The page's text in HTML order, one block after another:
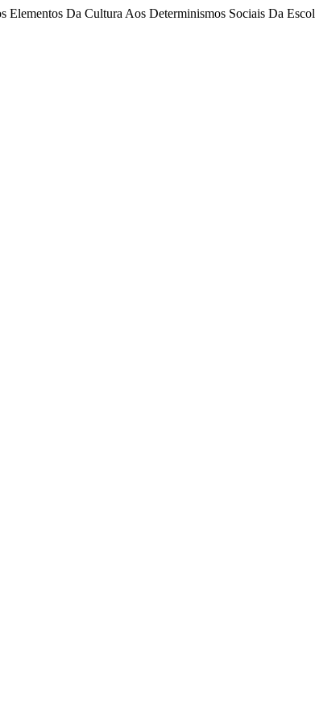
Elementos Da Cultura Aos Determinismos Sociais Da